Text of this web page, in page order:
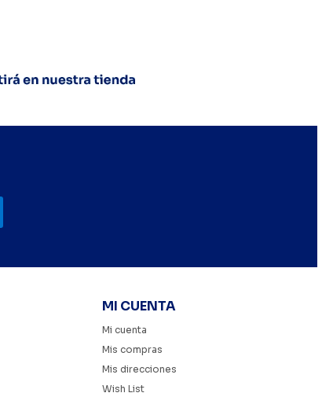
MI CUENTA
Mi cuenta
Mis compras
Mis direcciones
Wish List